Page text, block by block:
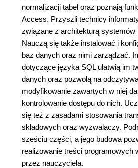
normalizacji tabel oraz poznają
Access. Przyszli technicy
związane z architekturą systemów
Nauczą się także instalować i
baz danych oraz nimi zarządzać.
dotyczące języka SQL ułatwią im
danych oraz pozwolą na
modyfikowanie zawartych w niej
kontrolowanie dostępu do nich.
się też z zasadami stosowania
składowych oraz wyzwalaczy.
sześciu części, a jego budowa
realizowanie treści programowych
przez nauczyciela.